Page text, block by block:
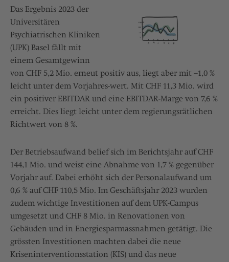
Das Ergebnis 2023 der
Universitären
Psychiatrischen Kliniken
(UPK) Basel fällt mit
einem Gesamtgewinn
von CHF 5,2 Mio. erneut positiv aus, liegt aber mit –1,0 %
leicht unter dem Vorjahres-wert. Mit CHF 11,3 Mio. wird
ein positiver EBITDAR und eine EBITDAR-Marge von 7,6 %
erreicht. Dies liegt leicht unter dem regierungsrätlichen
Richtwert von 8 %.
Der Betriebsaufwand belief sich im Berichtsjahr auf CHF
144,1 Mio. und weist eine Abnahme von 1,7 % gegenüber
Vorjahr auf. Dabei erhöht sich der Personalaufwand um
0,6 % auf CHF 110,5 Mio. Im Geschäftsjahr 2023 wurden
zudem wichtige Investitionen auf dem UPK-Campus
umgesetzt und CHF 8 Mio. in Renovationen von
Gebäuden und in Energiesparmassnahmen getätigt. Die
grössten Investitionen machten dabei die neue
Kriseninterventionsstation (KIS) und das neue